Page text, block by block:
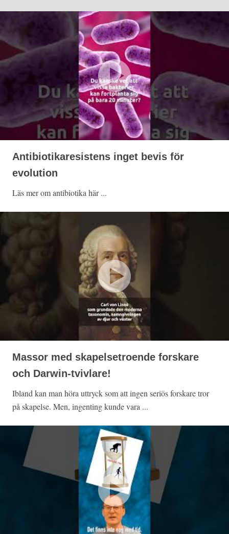
Antibiotikaresistens inget bevis för
evolution
Läs mer om antibiotika här ...
Massor med skapelsetroende forskare
och Darwin-tvivlare!
Ibland kan man höra uttryck som att ingen seriös forskare tror
på skapelse. Men, ingenting kunde vara ...